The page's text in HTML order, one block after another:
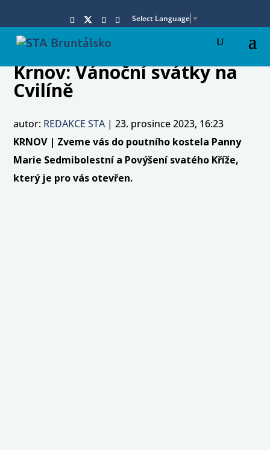
Select Language ▼
Krnov: Vánoční svátky na
Cvilíně
autor: REDAKCE STA|23. prosince 2023, 16:23
KRNOV | Zveme vás do poutního kostela Panny
Marie Sedmibolestní a Povýšení svatého Kříže,
který je pro vás otevřen.